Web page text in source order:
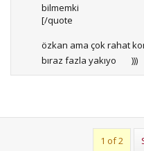
bilmemki
[/quote
özkan ama çok rahat
bıraz fazla yakıyo
)))
1 of 2